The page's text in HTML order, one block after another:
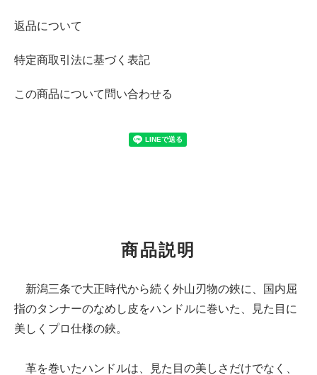
返品について
特定商取引法に基づく表記
この商品について問い合わせる
商品説明
新潟三条で大正時代から続く外山刃物の鋏に、国内屈
指のタンナーのなめし皮をハンドルに巻いた、見た目に
美しくプロ仕様の鋏。
革を巻いたハンドルは、見た目の美しさだけでなく、